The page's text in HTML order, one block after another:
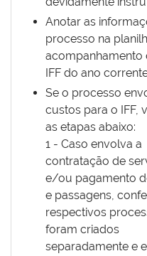
Anotar as
processo na
acompanhamento
IFF do ano
Se o processo
custos para o IFF,
as etapas abaixo:
1 - Caso envolva a
contratação de
e/ou pagamento
e passagens,
respectivos
foram criados
separadamente e